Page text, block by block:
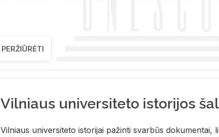
PERŽIŪRĖTI
Vilniaus universiteto istorijos
Vil­niaus uni­ver­si­te­to is­to­ri­jai pa­žin­ti svar­būs do­ku­men­tai,